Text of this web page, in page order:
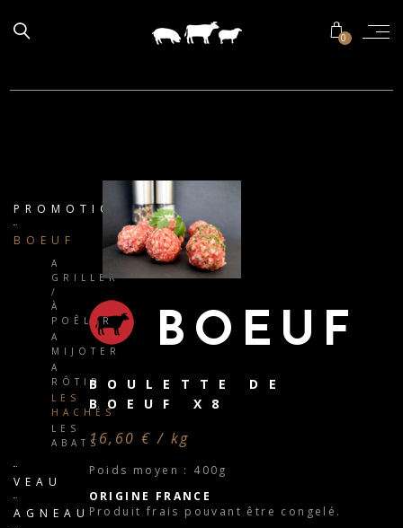
0
BOEUF
BOULETTE DE
BOEUF X8
16,60 € / kg
Poids moyen : 400g
ORIGINE FRANCE
Produit frais pouvant être congelé.
PROMOTIONS
BOEUF
A
GRILLER
/
À
POÊLER
A
MIJOTER
A
RÔTIR
LES
HACHÉS
LES
ABATS
VEAU
AGNEAU